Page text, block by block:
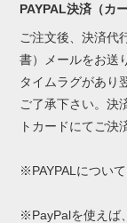
PAYPAL決済（カ
ご注文後、決済代
書）メールをお送
タイムラグがあり
ご了承下さい。決
トカードにてご決
※PAYPALについ
※PayPalを使えば